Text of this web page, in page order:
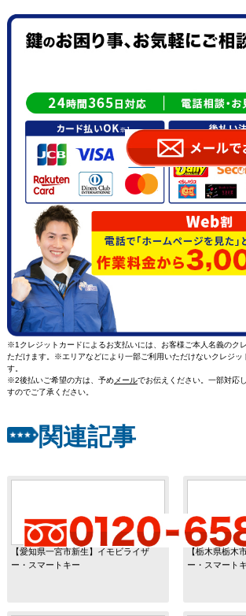
※1クレジットカードによるお支払いには、お客様ご本人名義のク
ただけます。※エリアなどにより一部ご利用いただけないクレジッ
す。
※2後払いご希望の方は、予めメールでお伝えください。一部対応
すのでご了承ください。
関連記事
【愛知県一宮市新生】イモビライザ
ー・スマートキー
【栃木県栃木
ー・スマート